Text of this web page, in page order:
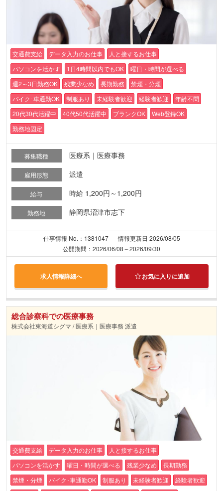
交通費支給 データ入力のお仕事
人と接するお仕事
パソコンを活かす
1日4時間以内でもOK
曜日・時間が選べる
週2～3日勤務OK
残業少なめ 長期勤務
禁煙・分煙
バイク･車通勤OK
制服あり 未経験者歓迎 経験者歓迎
年齢不問
20代30代活躍中
40代50代活躍中 ブランクOK
Web登録OK
勤務地固定
募集職種 医療系｜医療事務
雇用形態 派遣
給与 時給 1,200円～1,200円
勤務地 静岡県沼津市志下
仕事情報 No.：1381047
情報更新日 2026/08/05
公開期間：2026/06/08～2026/09/30
求人情報詳細へ お気に入りに追加
総合診察科での医療事務
株式会社東海道シグマ / 医療系｜医療事務 派遣
交通費支給 データ入力のお仕事
人と接するお仕事
パソコンを活かす
曜日・時間が選べる 残業少なめ
長期勤務
禁煙・分煙
バイク･車通勤OK 制服あり 未経験者歓迎
経験者歓迎